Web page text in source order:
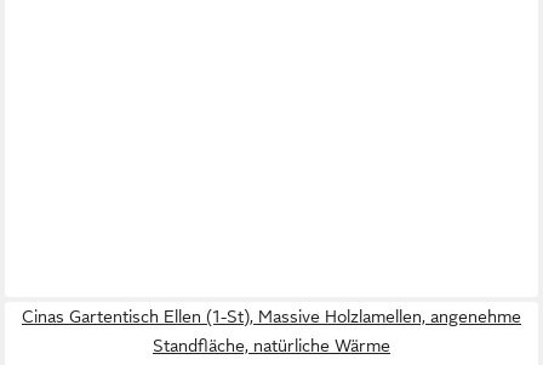
Cinas Gartentisch Ellen (1-St), Massive Holzlamellen, angenehme
Standfläche, natürliche Wärme